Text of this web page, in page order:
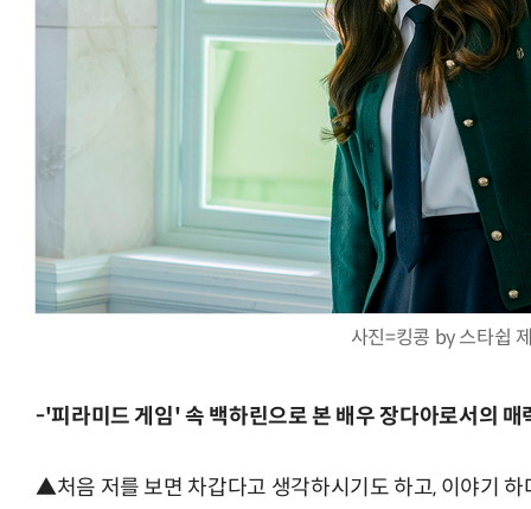
사진=킹콩 by 스타쉽
-'피라미드 게임' 속 백하린으로 본 배우 장다아로서의 매
▲처음 저를 보면 차갑다고 생각하시기도 하고, 이야기